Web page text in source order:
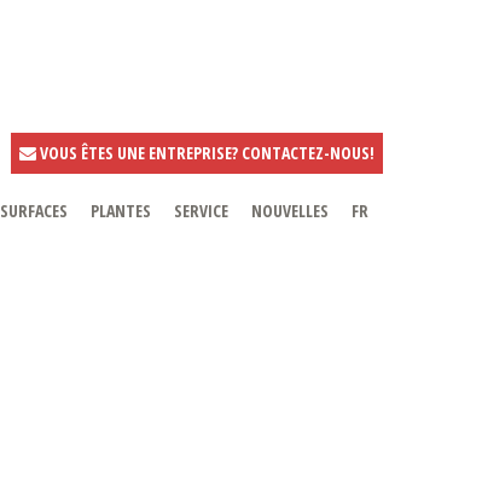
VOUS ÊTES UNE ENTREPRISE? CONTACTEZ-NOUS!
SURFACES PLANTES SERVICE NOUVELLES FR